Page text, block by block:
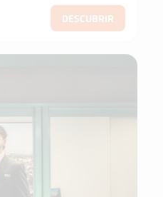
DESCUBRIR